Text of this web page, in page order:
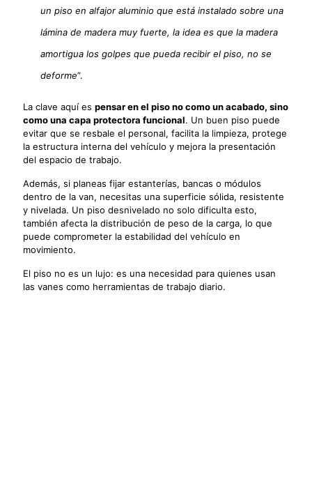
un piso en alfajor aluminio que está instalado sobre una
lámina de madera muy fuerte, la idea es que la madera
amortigua los golpes que pueda recibir el piso, no se
deforme”.
La clave aquí es pensar en el piso no como un acabado, sino
como una capa protectora funcional. Un buen piso puede
evitar que se resbale el personal, facilita la limpieza, protege
la estructura interna del vehículo y mejora la presentación
del espacio de trabajo.
Además, si planeas fijar estanterías, bancas o módulos
dentro de la van, necesitas una superficie sólida, resistente
y nivelada. Un piso desnivelado no solo dificulta esto,
también afecta la distribución de peso de la carga, lo que
puede comprometer la estabilidad del vehículo en
movimiento.
El piso no es un lujo: es una necesidad para quienes usan
las vanes como herramientas de trabajo diario.